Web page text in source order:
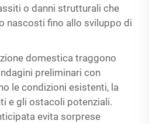
o danni strutturali che
nascosti fino allo sviluppo di
domestica traggono
preliminari con
le condizioni esistenti, la
e gli ostacoli potenziali.
evita sorprese